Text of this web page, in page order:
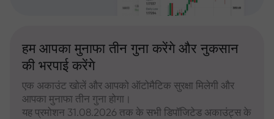
हम आपका मुनाफा तीन गुना करेंगे और नुकसान
की भरपाई करेंगे
एक अकाउंट खोलें और आपको ऑटोमैटिक सुरक्षा मिलेगी और
आपका मुनाफा तीन गुना होगा।
यह प्रमोशन 31.08.2026 तक के सभी डिपॉजिटेड अकाउंट्स के